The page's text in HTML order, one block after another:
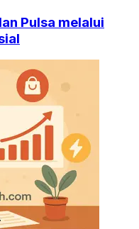
Pulsa melalui